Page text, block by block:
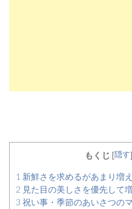
もくじ [隠す]
1 新鮮さを求めるがあまり増
2 見た目の美しさを優先して
3 祝い事・季節のあいさつの